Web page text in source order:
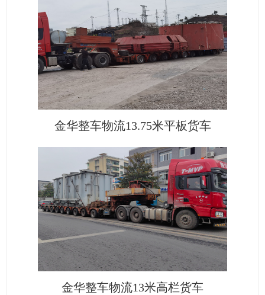
金华整车物流13.75米平板货车
金华整车物流13米高栏货车